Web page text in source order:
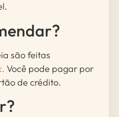
são feitas
Você pode pagar por
de crédito.